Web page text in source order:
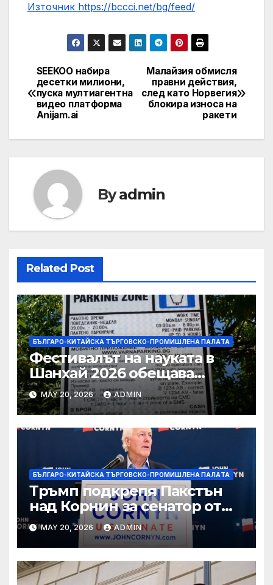
Източник https://bccci.net/bg/feed/
Post
navigation
Малайзия обмисля
правни действия,
след като Норвегия
блокира износа на
ракети
SEEKOO набира
десетки милиони,
пуска мултиагентна
видео платформа
Anijam.ai
Byadmin
Related Post
БЪЛГАРО-КИТАЙСКА ТЪРГОВСКО-ПРОМИШЛЕНА ПАЛAТА
Фестивалът на науката в
Шанхай 2026 обещава
вълнуващи научно-
технологични иновации
MAY 20, 2026 ADMIN
БЪЛГАРО-КИТАЙСКА ТЪРГОВСКО-ПРОМИШЛЕНА ПАЛAТА
Тръмп подкрепя Пакстън
над Корнин за сенатор от
Тексас в шокираща
подкрепа
MAY 20, 2026 ADMIN